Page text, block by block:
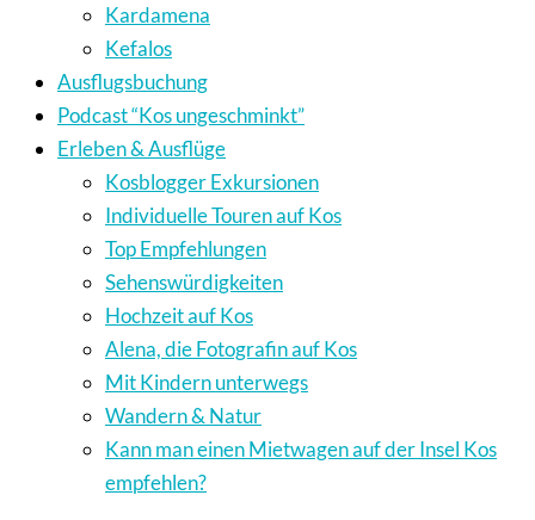
Kardamena
Kefalos
Ausflugsbuchung
Podcast “Kos ungeschminkt”
Erleben & Ausflüge
Kosblogger Exkursionen
Individuelle Touren auf Kos
Top Empfehlungen
Sehenswürdigkeiten
Hochzeit auf Kos
Alena, die Fotografin auf Kos
Mit Kindern unterwegs
Wandern & Natur
Kann man einen Mietwagen auf der Insel Kos
empfehlen?